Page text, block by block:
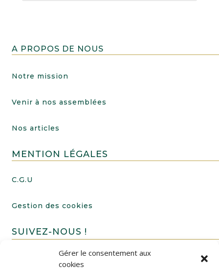
Gérer le consentement aux
cookies
A PROPOS DE NOUS
Notre mission
Venir à nos assemblées
Nos articles
MENTION LÉGALES
C.G.U
Gestion des cookies
SUIVEZ-NOUS !